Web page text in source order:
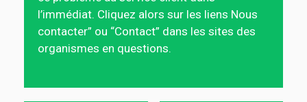
l’immédiat. Cliquez alors sur les liens Nous
contacter” ou “Contact” dans les sites des
organismes en questions.